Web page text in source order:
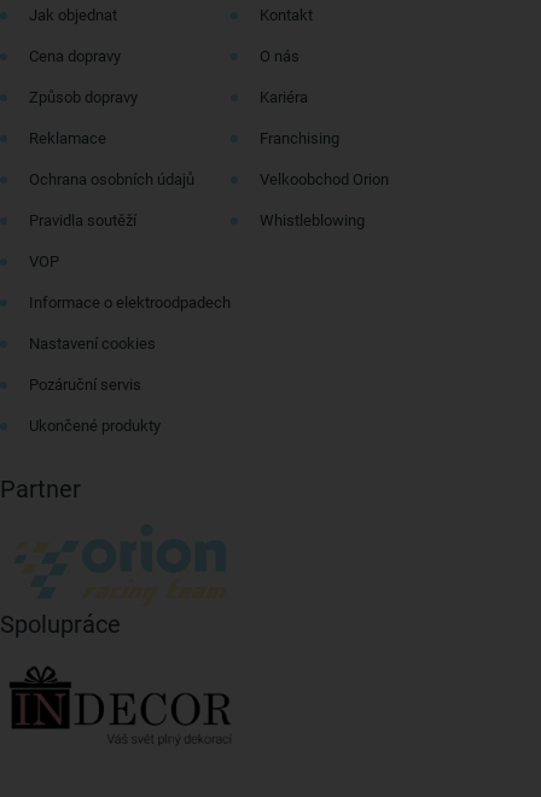
Jak objednat
Cena dopravy
Způsob dopravy
Reklamace
Ochrana osobních údajů
Pravidla soutěží
VOP
Informace o elektroodpadech
Nastavení cookies
Pozáruční servis
Ukončené produkty
Kontakt
O nás
Kariéra
Franchising
Velkoobchod Orion
Whistleblowing
Partner
Spolupráce